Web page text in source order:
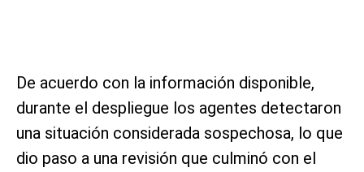
De acuerdo con la información disponible,
durante el despliegue los agentes detectaron
una situación considerada sospechosa, lo que
dio paso a una revisión que culminó con el